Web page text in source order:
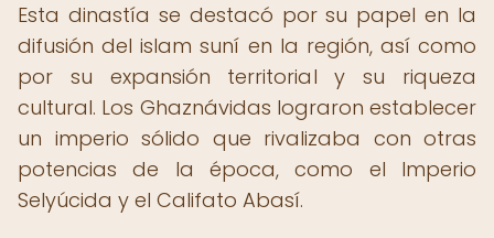
Esta dinastía se destacó por su papel en la
difusión del islam suní en la región, así como
por su expansión territorial y su riqueza
cultural. Los Ghaznávidas lograron establecer
un imperio sólido que rivalizaba con otras
potencias de la época, como el Imperio
Selyúcida y el Califato Abasí.